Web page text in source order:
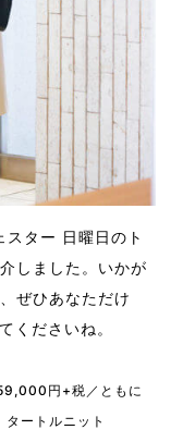
ター 日曜日のト
しました。いかが
ぜひあなただけ
くださいね。
円+税／ともに
ートルニット